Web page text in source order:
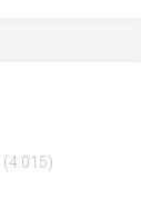
(4.015)